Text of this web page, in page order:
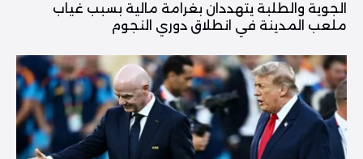
الجوية والطلبة يتهددان بغرامة مالية بسبب غياب
ملعب المدينة في انطلاق دوري النجوم